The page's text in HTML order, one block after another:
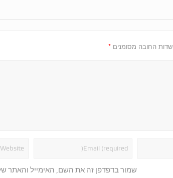
שדות החובה מסומנים*
שמור בדפדפן זה את השם, האימייל והאתר